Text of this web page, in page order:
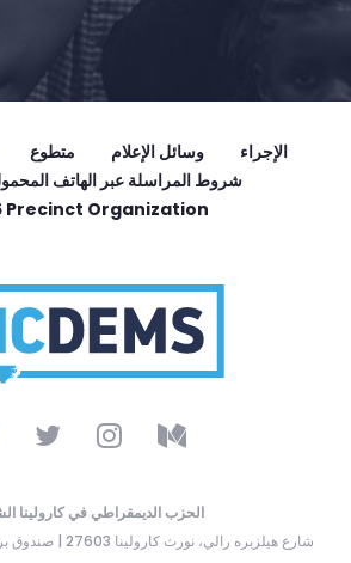
متطوع وسائل الإعلام
الإجراء
شروط المراسلة عبر الهاتف
Precinct Organization
الحزب الديمقراطي في كارولينا